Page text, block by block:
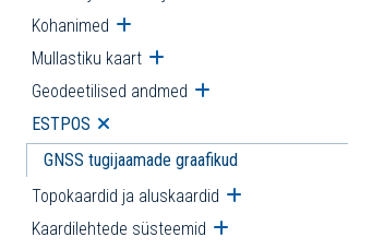
Kohanimed Ava alammenüü
Mullastiku kaart Ava alammenüü
Geodeetilised andmed Ava alammenüü
ESTPOS Ava alammenüü
GNSS tugijaamade graafikud
Topokaardid ja aluskaardid Ava alammenüü
Kaardilehtede süsteemid Ava alammenüü